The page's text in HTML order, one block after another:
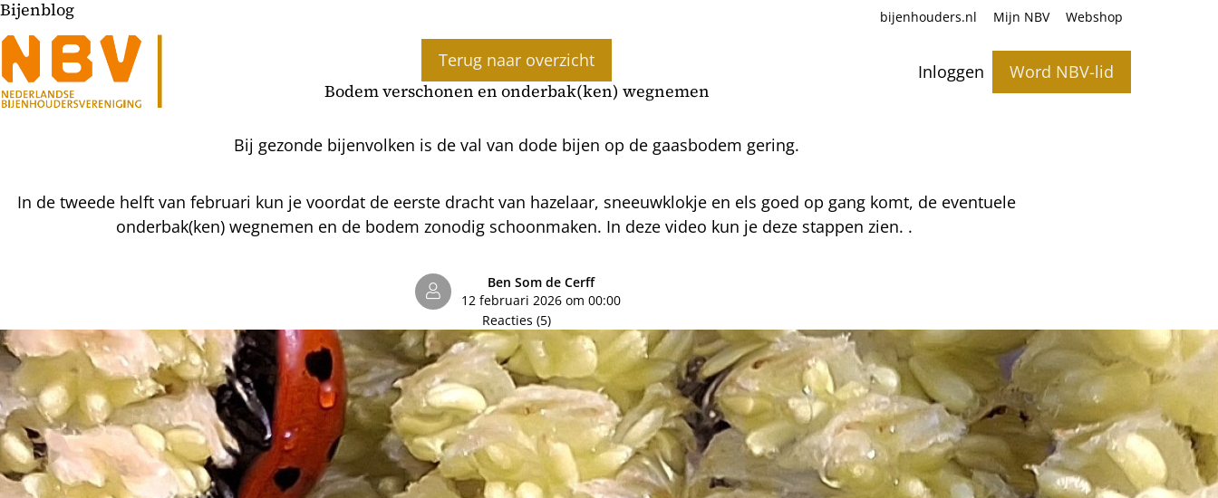
Inloggen Word NBV-lid
bijenhouders.nl Mijn NBV Webshop
Bijenblog
Terug naar overzicht
Bodem verschonen en onderbak(ken) wegnemen
Bij gezonde bijenvolken is de val van dode bijen op de gaasbodem gering.
In de tweede helft van februari kun je voordat de eerste dracht van hazelaar, sneeuwklokje en els goed op gang komt, de eventuele
onderbak(ken) wegnemen en de bodem zonodig schoonmaken. In deze video kun je deze stappen zien. .
Ben Som de Cerff
12 februari 2026 om 00:00
Reacties (5)